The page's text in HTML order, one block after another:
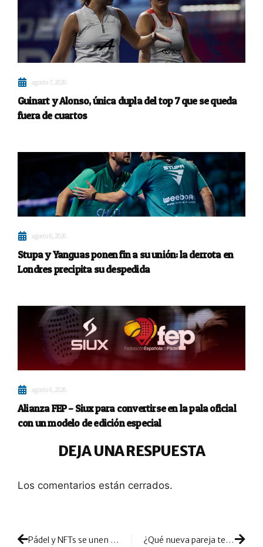
agosto 7, 2026
Guinart y Alonso, única dupla del top 7 que se queda
fuera de cuartos
agosto 6, 2026
Stupa y Yanguas ponen fin a su unión: la derrota en
Londres precipita su despedida
agosto 6, 2026
Alianza FEP – Siux para convertirse en la pala oficial
con un modelo de edición especial
DEJA UNA RESPUESTA
Los comentarios están cerrados.
Pádel y NFTs se unen en la nueva colección de NOX ¿Qué nueva pareja tendrá mejores resultados? Vota por la que consideres con más opciones de triunfar